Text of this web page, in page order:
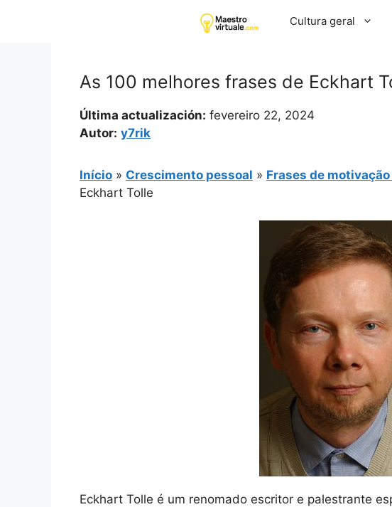
Cultura geral
As 100 melhores frases de Eckhart
Última actualización: fevereiro 22, 2024
Autor: y7rik
Início » Crescimento pessoal » Frases de
Eckhart Tolle
Eckhart Tolle é um renomado escritor e palestrante